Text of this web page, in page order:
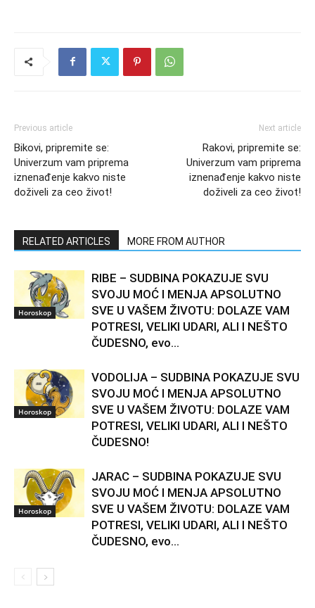
Previous article
Bikovi, pripremite se:
Univerzum vam priprema
iznenađenje kakvo niste
doživeli za ceo život!
Next article
Rakovi, pripremite se:
Univerzum vam priprema
iznenađenje kakvo niste
doživeli za ceo život!
RELATED ARTICLES MORE FROM AUTHOR
Horoskop
RIBE – SUDBINA POKAZUJE SVU
SVOJU MOĆ I MENJA APSOLUTNO
SVE U VAŠEM ŽIVOTU: DOLAZE VAM
POTRESI, VELIKI UDARI, ALI I NEŠTO
ČUDESNO, evo...
Horoskop
VODOLIJA – SUDBINA POKAZUJE SVU
SVOJU MOĆ I MENJA APSOLUTNO
SVE U VAŠEM ŽIVOTU: DOLAZE VAM
POTRESI, VELIKI UDARI, ALI I NEŠTO
ČUDESNO!
Horoskop
JARAC – SUDBINA POKAZUJE SVU
SVOJU MOĆ I MENJA APSOLUTNO
SVE U VAŠEM ŽIVOTU: DOLAZE VAM
POTRESI, VELIKI UDARI, ALI I NEŠTO
ČUDESNO, evo...